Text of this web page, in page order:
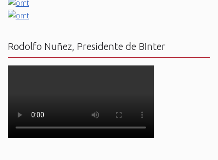
Rodolfo Nuñez, Presidente de BInter